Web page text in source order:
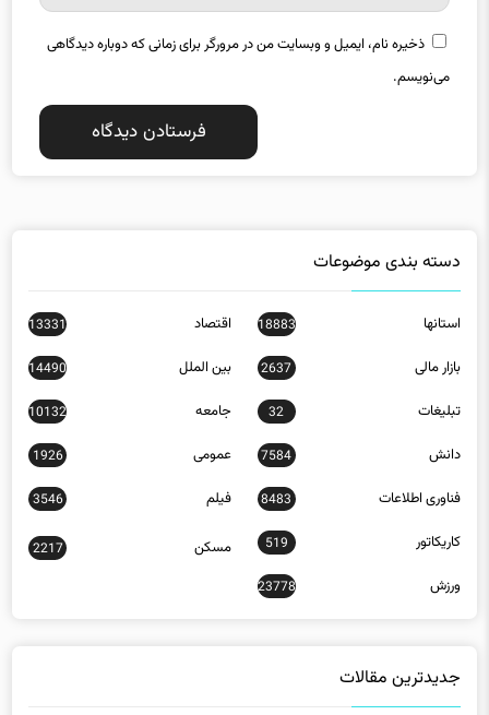
ذخیره نام، ایمیل و وبسایت من در مرورگر برای زمانی که دوباره دیدگاهی
می‌نویسم.
استانها
بازار مالی 2637
14490
تبلیغات 32 جامعه 10132
دانش 7584 عمومی 1926
فناوری اطلاعات 8483 فیلم 3546
کاریکاتور 519
2217
ورزش 23778